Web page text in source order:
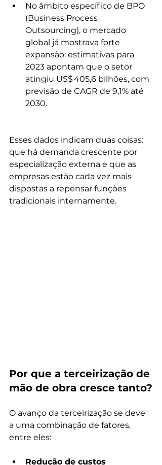
No âmbito específico de BPO
(Business Process
Outsourcing), o mercado
global já mostrava forte
expansão: estimativas para
2023 apontam que o setor
atingiu US$ 405,6 bilhões, com
previsão de CAGR de 9,1% até
2030.
Esses dados indicam duas coisas:
que há demanda crescente por
especialização externa e que as
empresas estão cada vez mais
dispostas a repensar funções
tradicionais internamente.
Por que a terceirização de
mão de obra cresce tanto?
O avanço da terceirização se deve
a uma combinação de fatores,
entre eles:
Redução de custos